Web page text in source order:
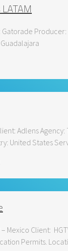
Gatorade
Adlens
United States
Mexico Client:
Permits.